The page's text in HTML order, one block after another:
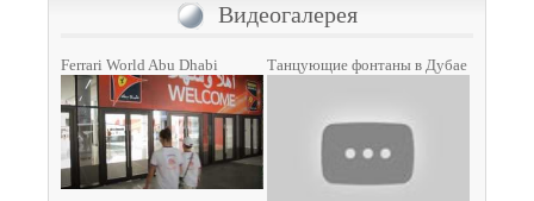
Видеогалерея
Ferrari World Abu Dhabi Танцующие фонтаны в Дубае